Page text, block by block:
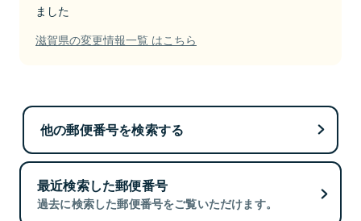
ました
滋賀県の変更情報一覧 はこちら
他の郵便番号を検索する
最近検索した郵便番号
過去に検索した郵便番号をご覧いただけます。